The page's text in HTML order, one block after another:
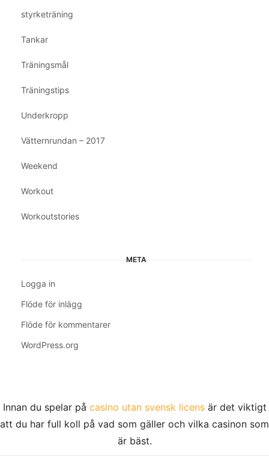
styrketräning
Tankar
Träningsmål
Träningstips
Underkropp
Vätternrundan – 2017
Weekend
Workout
Workoutstories
META
Logga in
Flöde för inlägg
Flöde för kommentarer
WordPress.org
Innan du spelar på casino utan svensk licensär det viktigt
att du har full koll på vad som gäller och vilka casinon som
är bäst.